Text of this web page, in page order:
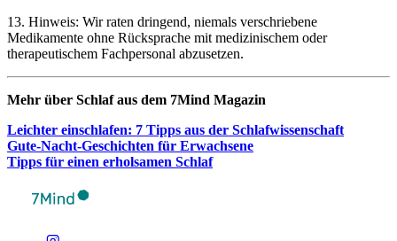
13. Hinweis: Wir raten dringend, niemals verschriebene
Medikamente ohne Rücksprache mit medizinischem oder
therapeutischem Fachpersonal abzusetzen.
Mehr über Schlaf aus dem 7Mind Maga­zin
Leich­ter ein­schla­fen: 7 Tipps aus der Schlaf­wis­sen­schaft
Gute-Nacht-Geschich­ten für Erwach­sene
Tipps für einen erhol­sa­men Schlaf